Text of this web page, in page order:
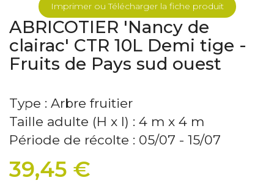
Imprimer ou Télécharger la fiche produit
ABRICOTIER 'Nancy de
clairac' CTR 10L Demi tige -
Fruits de Pays sud ouest
Type : Arbre fruitier
Taille adulte (H x l) : 4 m x 4 m
Période de récolte : 05/07 - 15/07
39,45 €